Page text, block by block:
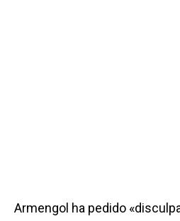
Armengol ha pedido